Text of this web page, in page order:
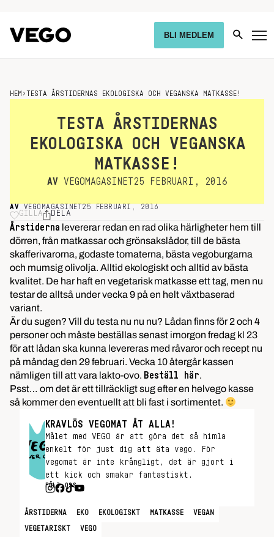
BLI MEDLEM
HEM ›TESTA ÅRSTIDERNAS EKOLOGISKA OCH VEGANSKA MATKASSE!
TESTA ÅRSTIDERNAS
EKOLOGISKA OCH VEGANSKA
MATKASSE!
AV VEGOMAGASINET 25 FEBRUARI, 2016
AV VEGOMAGASINET25 FEBRUARI, 2016
GILLA DELA
Årstiderna levererar redan en rad olika härligheter hem till
dörren, från matkassar och grönsakslådor, till de bästa
skafferivarorna, godaste tomaterna, bästa vegoburgarna
och mumsig olivolja. Alltid ekologiskt och alltid av bästa
kvalitet. De har haft en vegetarisk matkasse ett tag, men nu
testar de alltså under vecka 9 på en helt växtbaserad
variant.
Är du sugen? Vill du testa nu nu nu? Lådan finns för 2 och 4
personer och måste beställassenast imorgon fredag kl 23
för att lådan ska kunna levereras med råvaror och recept nu
på måndag den 29 februari. Vecka 10 återgår kassen
nämligen till att vara lakto-ovo. Beställ här.
Psst… om det är ett tillräckligt sug efter en helvego kasse
så kommer den eventuellt att bli fast i sortimentet.
KRAVLÖS VEGOMAT ÅT ALLA!
Målet med VEGO är att göra det så himla
enkelt för just dig att äta vego. För
vegomat är inte krångligt, det är gjort i
ett kick och smakar fantastiskt.
FÖLJ OSS
ÅRSTIDERNA EKO EKOLOGISKT MATKASSE VEGAN
VEGETARISKT
VEGO